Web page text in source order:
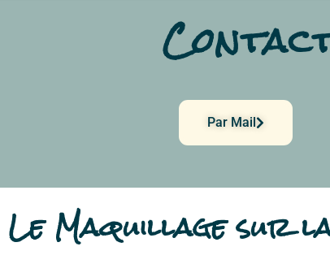
Par Mail
Le Maquillage sur